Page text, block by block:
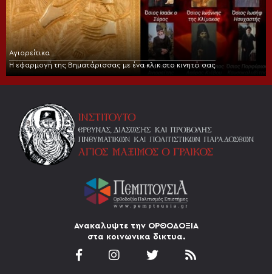
Αγιορείτικα
Η εφαρμογή της Βηματάρισσας με ένα κλικ στο κινητό σας
Ανακαλυψτε την ΟΡΘΟΔΟΞΙΑ
στα κοινωνικα δικτυα.